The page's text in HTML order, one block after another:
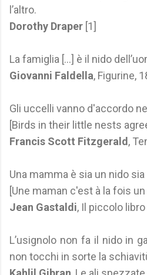
l’altro.
Dorothy Draper [1]
La famiglia [...] è il nido
Giovanni Faldella, Figurine,
Gli uccelli vanno d'accordo
[Birds in their little nests
Francis Scott Fitzgerald ,
Una mamma è sia un nido
[Une maman c'est à la fois
Jean Gastaldi, Il piccolo
L’usignolo non fa il nido in
non tocchi in sorte la